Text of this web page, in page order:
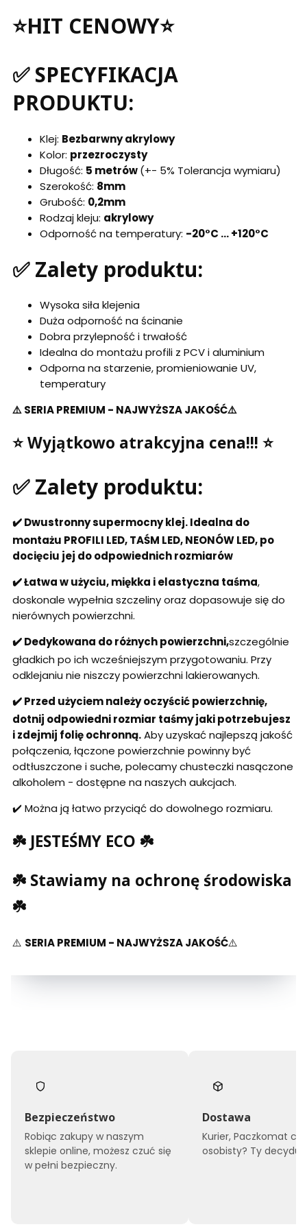
⭐HIT CENOWY⭐
✅ SPECYFIKACJA
PRODUKTU:
Klej: Bezbarwny akrylowy
Kolor: przezroczysty
Długość: 5 metrów(+- 5% Tolerancja wymiaru)
Szerokość: 8mm
Grubość: 0,2mm
Rodzaj kleju: akrylowy
Odporność na temperatury: -20°C ... +120°C
✅ Zalety produktu:
Wysoka siła klejenia
Duża odporność na ścinanie
Dobra przylepność i trwałość
Idealna do montażu profili z PCV i aluminium
Odporna na starzenie, promieniowanie UV,
temperatury
⚠️ SERIA PREMIUM - NAJWYŻSZA JAKOŚĆ⚠️
⭐ Wyjątkowo atrakcyjna cena!!! ⭐
✅ Zalety produktu:
✔️ Dwustronny supermocny klej. Idealna do
montażu PROFILI LED, TAŚM LED, NEONÓW LED, po
docięciu jej do odpowiednich rozmiarów
✔️ Łatwa w użyciu, miękka i elastyczna taśma,
doskonale wypełnia szczeliny oraz dopasowuje się do
nierównych powierzchni.
✔️ Dedykowana do różnych powierzchni,szczególnie
gładkich po ich wcześniejszym przygotowaniu. Przy
odklejaniu nie niszczy powierzchni lakierowanych.
✔️ Przed użyciem należy oczyścić powierzchnię,
dotnij odpowiedni rozmiar taśmy jaki potrzebujesz
i zdejmij folię ochronną.Aby uzyskać najlepszą jakość
połączenia, łączone powierzchnie powinny być
odtłuszczone i suche, polecamy chusteczki nasączone
alkoholem - dostępne na naszych aukcjach.
✔️ Można ją łatwo przyciąć do dowolnego rozmiaru.
☘️ JESTEŚMY ECO ☘️
☘️ Stawiamy na ochronę środowiska
☘️
⚠️ SERIA PREMIUM - NAJWYŻSZA JAKOŚĆ⚠️
Bezpieczeństwo
Robiąc zakupy w naszym
sklepie online, możesz czuć się
w pełni bezpieczny.
Dostawa
Kurier, Paczkomat
osobisty? Ty